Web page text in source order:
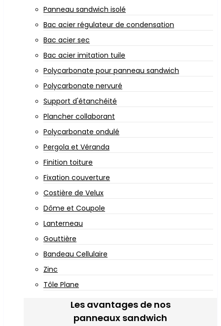
Panneau sandwich isolé
Bac acier régulateur de condensation
Bac acier sec
Bac acier imitation tuile
Polycarbonate pour panneau sandwich
Polycarbonate nervuré
Support d'étanchéité
Plancher collaborant
Polycarbonate ondulé
Pergola et Véranda
Finition toiture
Fixation couverture
Costière de Velux
Dôme et Coupole
Lanterneau
Gouttière
Bandeau Cellulaire
Zinc
Tôle Plane
Les avantages de nos
panneaux sandwich